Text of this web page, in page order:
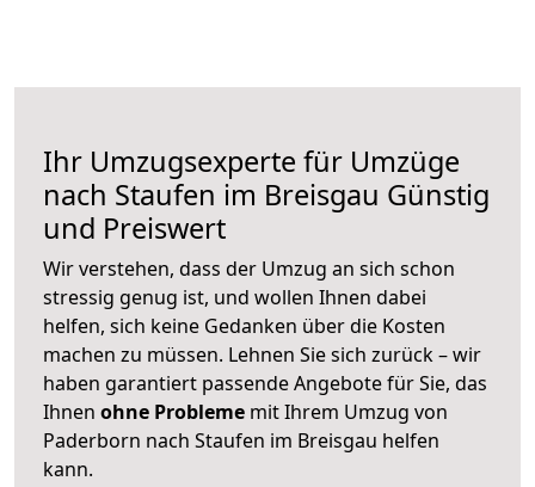
Ihr Umzugsexperte für Umzüge
nach Staufen im Breisgau Günstig
und Preiswert
Wir verstehen, dass der Umzug an sich schon
stressig genug ist, und wollen Ihnen dabei
helfen, sich keine Gedanken über die Kosten
machen zu müssen. Lehnen Sie sich zurück – wir
haben garantiert passende Angebote für Sie, das
Ihnen ohne Probleme mit Ihrem Umzug von
Paderborn nach Staufen im Breisgau helfen
kann.